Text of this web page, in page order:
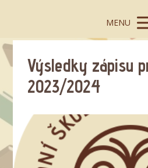
MENU
Výsledky zápisu
2023/2024